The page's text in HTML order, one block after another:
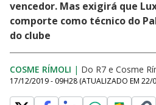
vencedor. Mas exigirá que
comporte como técnico do
do clube
COSME RÍMOLI | Do R7 e Cosme
17/12/2019 - 09H28 (ATUALIZADO EM 22/